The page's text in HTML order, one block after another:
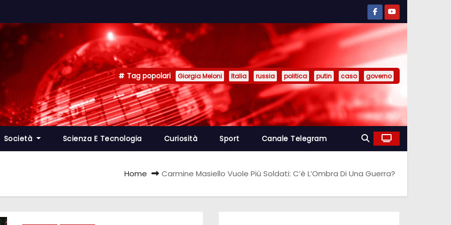
Tag popolari Giorgia Meloni Italia russia politica putin caso governo
Società Scienza E Tecnologia Curiosità Sport Canale Telegram
Home Carmine Masiello Vuole Più Soldati: C’è L’Ombra Di Una Guerra?